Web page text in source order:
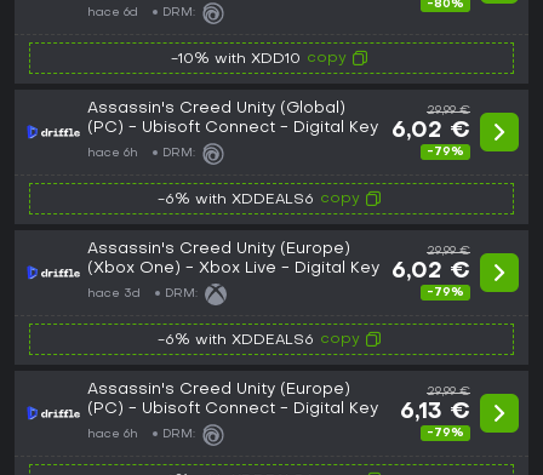
hace 6d DRM:
-80%
-10% with XDD10 copy
Assassin's Creed Unity (Global)
(PC) - Ubisoft Connect - Digital Key
hace 6h DRM:
29,99 €
6,02 €
-79%
-6% with XDDEALS6 copy
Assassin's Creed Unity (Europe)
(Xbox One) - Xbox Live - Digital Key
hace 3d DRM:
29,99 €
6,02 €
-79%
-6% with XDDEALS6 copy
Assassin's Creed Unity (Europe)
(PC) - Ubisoft Connect - Digital Key
hace 6h DRM:
29,99 €
6,13 €
-79%